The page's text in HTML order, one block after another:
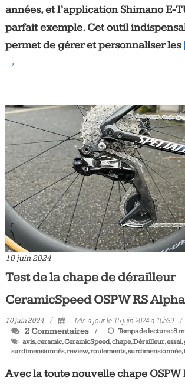
années, et l’application Shimano E-
parfait exemple. Cet outil
permet de gérer et personnaliser les
→
10 juin 2024
Test de la chape de dérailleur
CeramicSpeed OSPW RS Alpha
10 juin 2024 Mis à jour le 15 juin 2024 à 10h39
2 Commentaires Temps de lecture :8
avis,ceramic,CeramicSpeed,chape,Dérailleur,essai,
surdimensionnés,review,roulements,surdimensionnée,
Avec la toute nouvelle chape OSPW